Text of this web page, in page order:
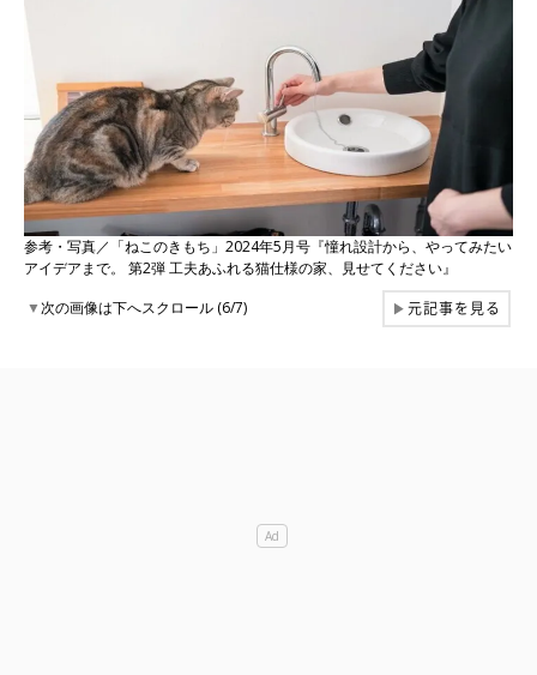
参考・写真／「ねこのきもち」2024年5月号『憧れ設計から、やってみたい
アイデアまで。 第2弾 工夫あふれる猫仕様の家、見せてください』
▼次の画像は下へスクロール (6/7) ▶元記事を見る